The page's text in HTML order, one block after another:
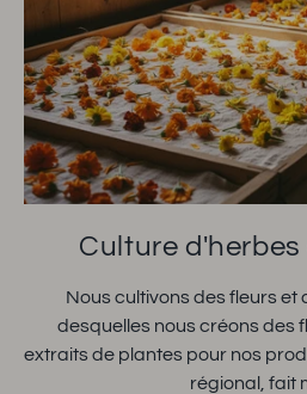
Culture d'herbes
Nous cultivons des fleurs et
desquelles nous créons des
extraits de plantes pour nos
régional, fait